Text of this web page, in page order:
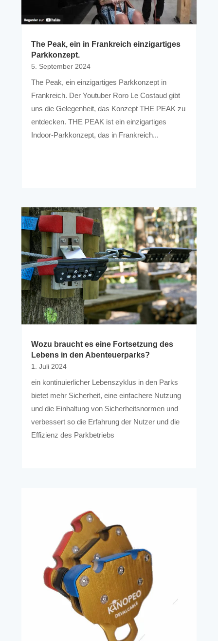
The Peak, ein in Frankreich einzigartiges
Parkkonzept.
5. September 2024
The Peak, ein einzigartiges Parkkonzept in
Frankreich. Der Youtuber Roro Le Costaud gibt
uns die Gelegenheit, das Konzept THE PEAK zu
entdecken. THE PEAK ist ein einzigartiges
Indoor-Parkkonzept, das in Frankreich...
Wozu braucht es eine Fortsetzung des
Lebens in den Abenteuerparks?
1. Juli 2024
ein kontinuierlicher Lebenszyklus in den Parks
bietet mehr Sicherheit, eine einfachere Nutzung
und die Einhaltung von Sicherheitsnormen und
verbessert so die Erfahrung der Nutzer und die
Effizienz des Parkbetriebs